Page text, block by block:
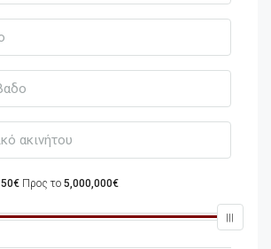
50€ Προς το 5,000,000€